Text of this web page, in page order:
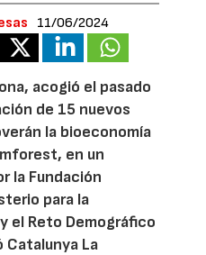
11/06/2024
acogió el pasado
de 15 nuevos
la bioeconomía
en un
la Fundación
para la
el Reto Demográfico
Catalunya La